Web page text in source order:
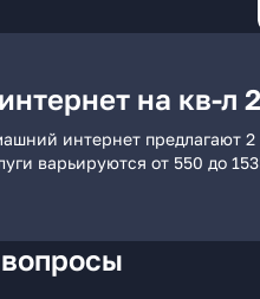
на кв-л
интернет предлагают
варьируются от 550 до